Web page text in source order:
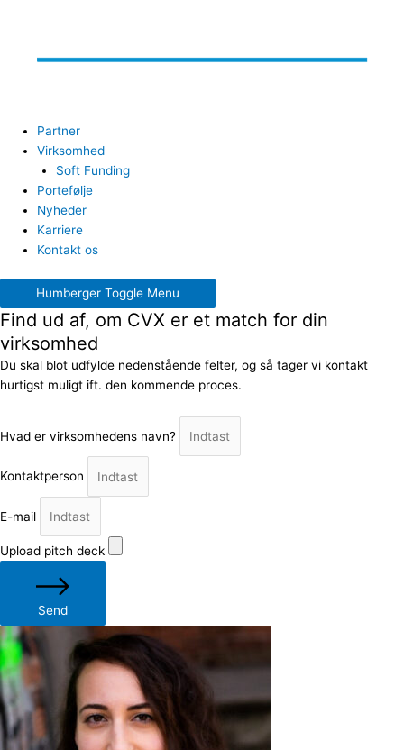
Partner
Virksomhed
Soft Funding
Portefølje
Nyheder
Karriere
Kontakt os
Humberger Toggle Menu
Find ud af, om CVX er et match for din
virksomhed
Du skal blot udfylde nedenstående felter, og så tager vi kontakt
hurtigst muligt ift. den kommende proces.
Hvad er virksomhedens navn?
Kontaktperson
E-mail
Upload pitch deck
Send